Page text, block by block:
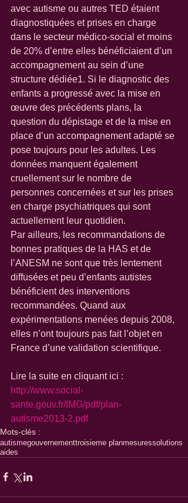
avec autisme ou autres TED étaient
diagnostiquées et prises en charge
dans le secteur médico-social et moins
de 20% d’entre elles bénéficiaient d’un
accompagnement au sein d’une
structure dédiée1. Si le diagnostic des
enfants a progressé avec la mise en
œuvre des précédents plans, la
question du dépistage et de la mise en
place d’un accompagnement adapté se
pose toujours pour les adultes. Les
données manquent également
cruellement sur le nombre de
personnes concernées et sur les prises
en charge psychiatriques qui sont
actuellement leur quotidien.
Par ailleurs, les recommandations de
bonnes pratiques de la HAS et de
l’ANESM ne sont que très lentement
diffusées et peu d’enfants autistes
bénéficient des interventions
recommandées. Quand aux
expérimentations menées depuis 2008,
elles n’ont toujours pas fait l’objet en
France d’une validation scientifique.
Lire la suite en cliquant ici :
http://www.social-
sante.gouv.fr/IMG/pdf/plan-
autisme2013-2.pdf
Mots-clés :
autismegouvernementtroisieme planmesuressolutions
aides